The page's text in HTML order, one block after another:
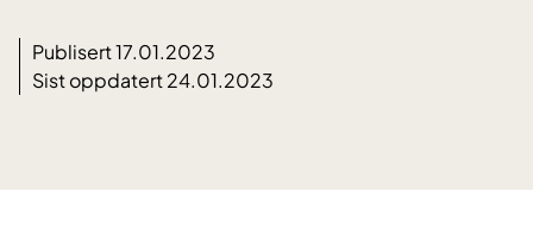
Publisert 17.01.2023
Sist oppdatert 24.01.2023